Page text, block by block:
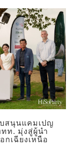
บสนุนแคมเปญ
ทท. มุ่งสู่ผู้นำ
กเฉียงเหนือ